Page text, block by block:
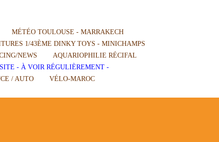
MÉTÉO TOULOUSE - MARRAKECH
1/43ÈME DINKY TOYS - MINICHAMPS
NEWS
AQUARIOPHILIE RÉCIFAL
- À VOIR RÉGULIÈREMENT -
/ AUTO
VÉLO-MAROC